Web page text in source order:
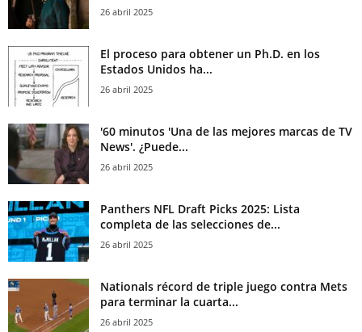
26 abril 2025
El proceso para obtener un Ph.D. en los
Estados Unidos ha...
26 abril 2025
'60 minutos 'Una de las mejores marcas de TV
News'. ¿Puede...
26 abril 2025
Panthers NFL Draft Picks 2025: Lista
completa de las selecciones de...
26 abril 2025
Nationals récord de triple juego contra Mets
para terminar la cuarta...
26 abril 2025